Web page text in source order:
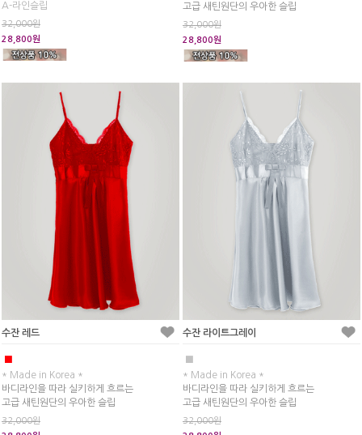
A-라인슬립
32,000원
28,800원
고급 새틴원단의 우아한 슬립
32,000원
28,800원
수잔 레드
■
* Made in Korea *
바디라인을 따라 실키하게 흐르는
고급 새틴원단의 우아한 슬립
32,000원
수잔 라이트그레이
■
* Made in Korea *
바디라인을 따라 실키하게 흐르는
고급 새틴원단의 우아한 슬립
32,000원